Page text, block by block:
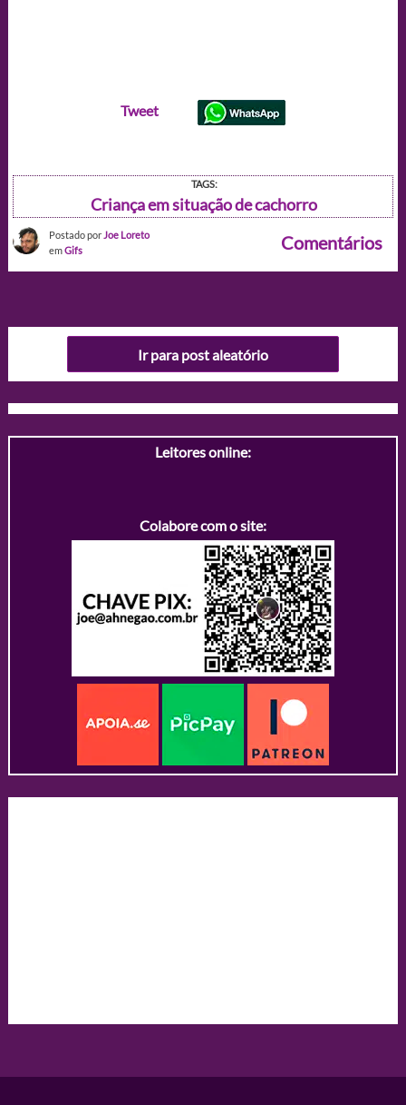
Tweet
TAGS:
Criança em situação de cachorro
Postado por Joe Loreto
emGifs Comentários
Ir para post aleatório
Leitores online:
Colabore com o site: